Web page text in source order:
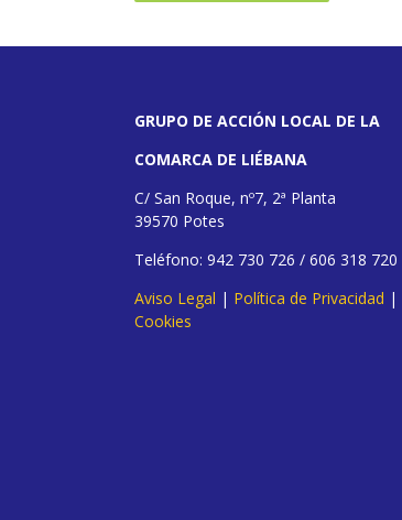
GRUPO DE ACCIÓN LOCAL DE LA
COMARCA DE LIÉBANA
C/ San Roque, nº7, 2ª Planta
39570 Potes
Teléfono: 942 730 726 / 606 318 720
Aviso Legal | Política de Privacidad |
Cookies